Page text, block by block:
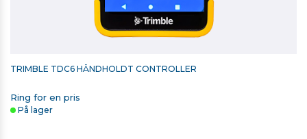
TRIMBLE TDC6 HÅNDHOLDT CONTROLLER
Ring for en pris
På lager